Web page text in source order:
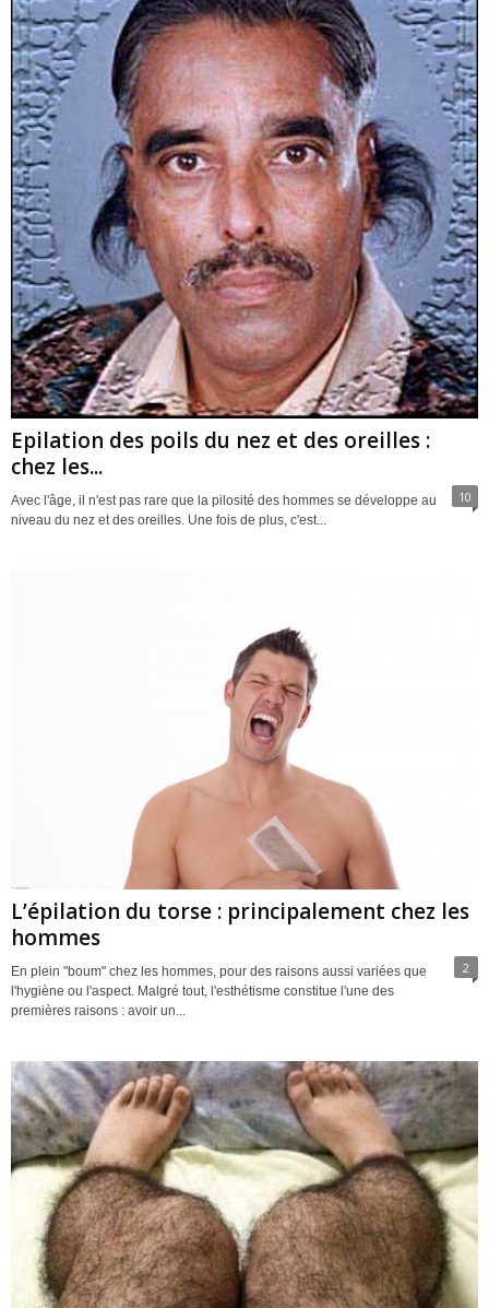
Epilation des poils du nez et des oreilles :
chez les...
10
Avec l'âge, il n'est pas rare que la pilosité des hommes se développe au
niveau du nez et des oreilles. Une fois de plus, c'est...
L’épilation du torse : principalement chez les
hommes
2
En plein "boum" chez les hommes, pour des raisons aussi variées que
l'hygiène ou l'aspect. Malgré tout, l'esthétisme constitue l'une des
premières raisons : avoir un...